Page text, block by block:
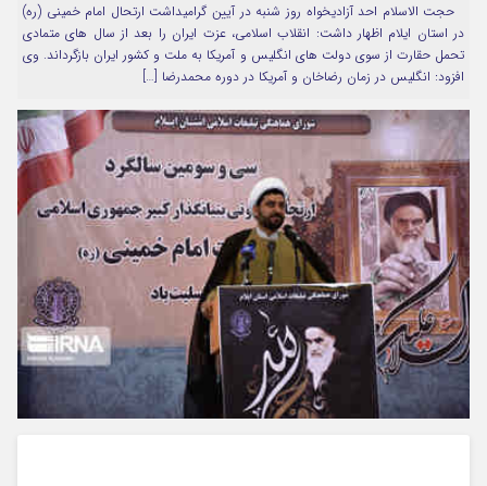
مرا به خاطر بسپار
حجت الاسلام احد آزادیخواه روز شنبه در آیین گرامیداشت ارتحال امام خمینی (ره)
در استان ایلام اظهار داشت: انقلاب اسلامی، عزت ایران را بعد از سال های متمادی
تحمل حقارت از سوی دولت های انگلیس و آمریکا به ملت و کشور ایران بازگرداند. وی
افزود: انگلیس در زمان رضاخان و آمریکا در دوره محمدرضا […]